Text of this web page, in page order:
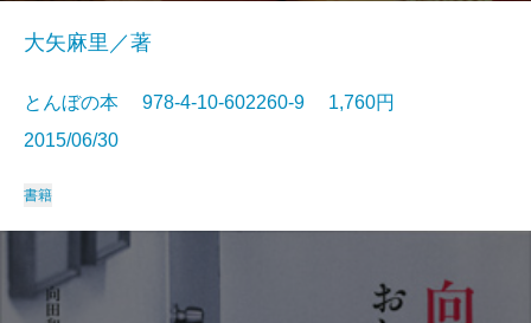
大矢麻里／著
とんぼの本 978-4-10-602260-9 1,760円
2015/06/30
書籍